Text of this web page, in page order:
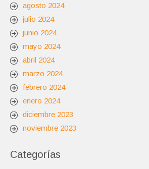
agosto 2024
julio 2024
junio 2024
mayo 2024
abril 2024
marzo 2024
febrero 2024
enero 2024
diciembre 2023
noviembre 2023
Categorías